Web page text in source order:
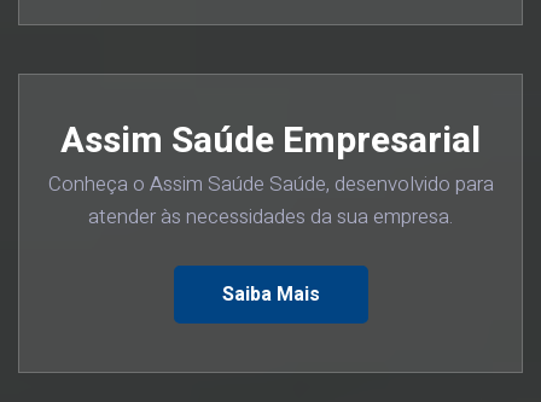
Assim Saúde Empresarial
Conheça o Assim Saúde Saúde, desenvolvido para
atender às necessidades da sua empresa.
Saiba Mais